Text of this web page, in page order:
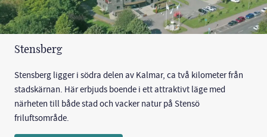
Stensberg
Stensberg ligger i södra delen av Kalmar, ca två kilometer från
stadskärnan. Här erbjuds boende i ett attraktivt läge med
närheten till både stad och vacker natur på Stensö
friluftsområde.